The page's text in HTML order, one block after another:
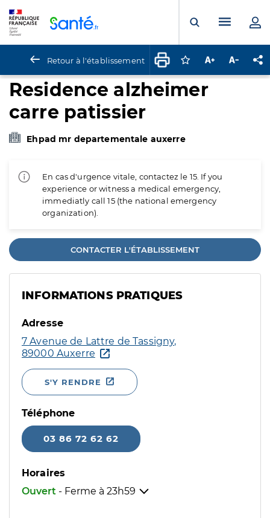
Ouvrir laMenu
Retour à l'établissement Connectez-vous
Augmenter la
Residence alzheimer
carre patissier
Ehpad mr departementale auxerre
En cas d'urgence vitale, contactez le 15. If you
experience or witness a medical emergency,
immediatly call 15 (the national emergency
organization).
CONTACTER L'ÉTABLISSEMENT
INFORMATIONS PRATIQUES
Adresse
7 Avenue de Lattre de Tassigny,
89000 Auxerre
S'Y RENDRE
Téléphone
03 86 72 62 62
Horaires
Ouvert - Ferme à 23h59